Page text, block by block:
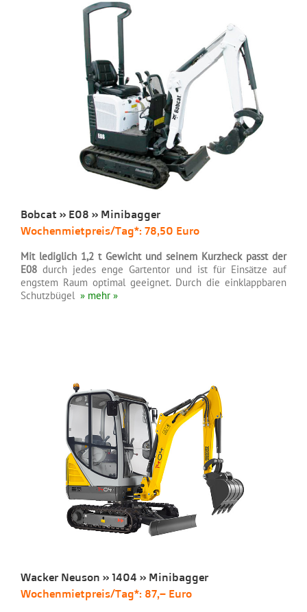
Bobcat » E08 » Minibagger
Wochenmietpreis/Tag*: 78,50 Euro
Mit lediglich 1,2 t Gewicht und seinem Kurzheck passt der
E08 durch jedes enge Gartentor und ist für Einsätze auf
engstem Raum optimal geeignet. Durch die einklappbaren
Schutzbügel » mehr »
Wacker Neuson » 1404 » Minibagger
Wochenmietpreis/Tag*: 87,– Euro